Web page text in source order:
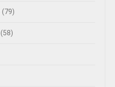
(79)
(58)